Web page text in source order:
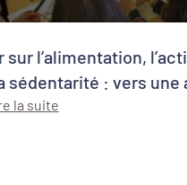
sur l’alimentation,
: vers une approche
de la santé
la suite